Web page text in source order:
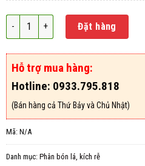
Phân bón lá all purpose NPK 20-20-20
Đặt hàng
Hỗ trợ mua hàng:
Hotline: 0933.795.818
(Bán hàng cả Thứ Bảy và Chủ Nhật)
Mã: N/A
Danh mục: Phân bón lá, kích rễ